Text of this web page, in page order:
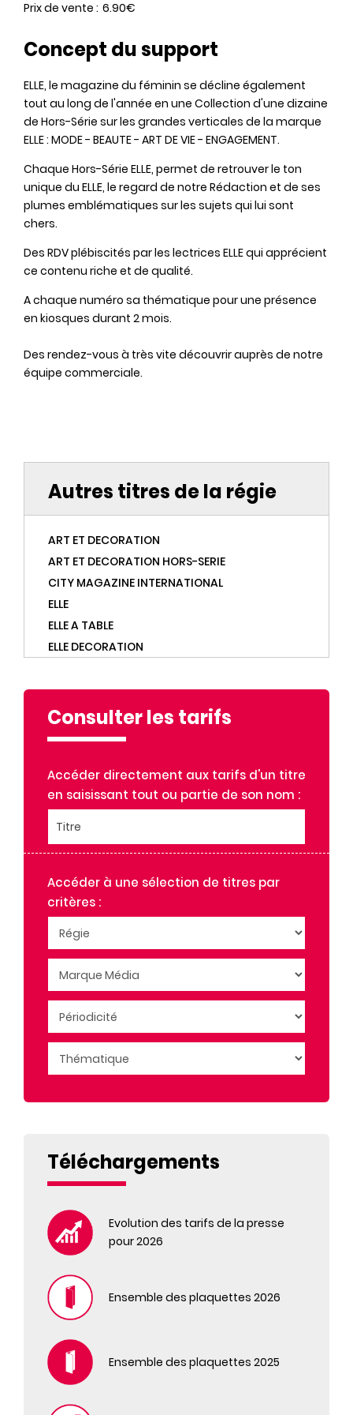
Prix de vente 6.90€
Concept du support
ELLE, le magazine du féminin se décline également
tout au long de l'année en une Collection d'une dizaine
de Hors-Série sur les grandes verticales de la marque
ELLE : MODE - BEAUTE - ART DE VIE - ENGAGEMENT.
Chaque Hors-Série ELLE, permet de retrouver le ton
unique du ELLE, le regard de notre Rédaction et de ses
plumes emblématiques sur les sujets qui lui sont
chers.
Des RDV plébiscités par les lectrices ELLE qui apprécient
ce contenu riche et de qualité.
A chaque numéro sa thématique pour une présence
en kiosques durant 2 mois.
Des rendez-vous à très vite découvrir auprès de notre
équipe commerciale.
Autres titres de la régie
ART ET DECORATION
ART ET DECORATION HORS-SERIE
CITY MAGAZINE INTERNATIONAL
ELLE
ELLE A TABLE
ELLE DECORATION
ELLE DECORATION INSPIRATION
ELLE ILE DE FRANCE
JEUX VOUS AIME
LE JOURNAL D'INES
S PAR SOPHIE DAVANT
TELE 7 JEUX HORS-SERIE
VERSION FEMINA
Consulter les tarifs
Accéder directement aux tarifs d'un titre
en saisissant tout ou partie de son nom :
Titre
Accéder à une sélection de titres par
critères :
Téléchargements
Evolution des tarifs de la presse
pour 2026
Ensemble des plaquettes 2026
Ensemble des plaquettes 2025